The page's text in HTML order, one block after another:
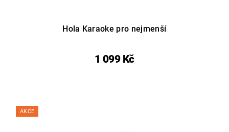
Hola Karaoke pro nejmenší
1 099 Kč
AKCE